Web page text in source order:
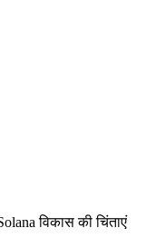
विकास की चिंताएं